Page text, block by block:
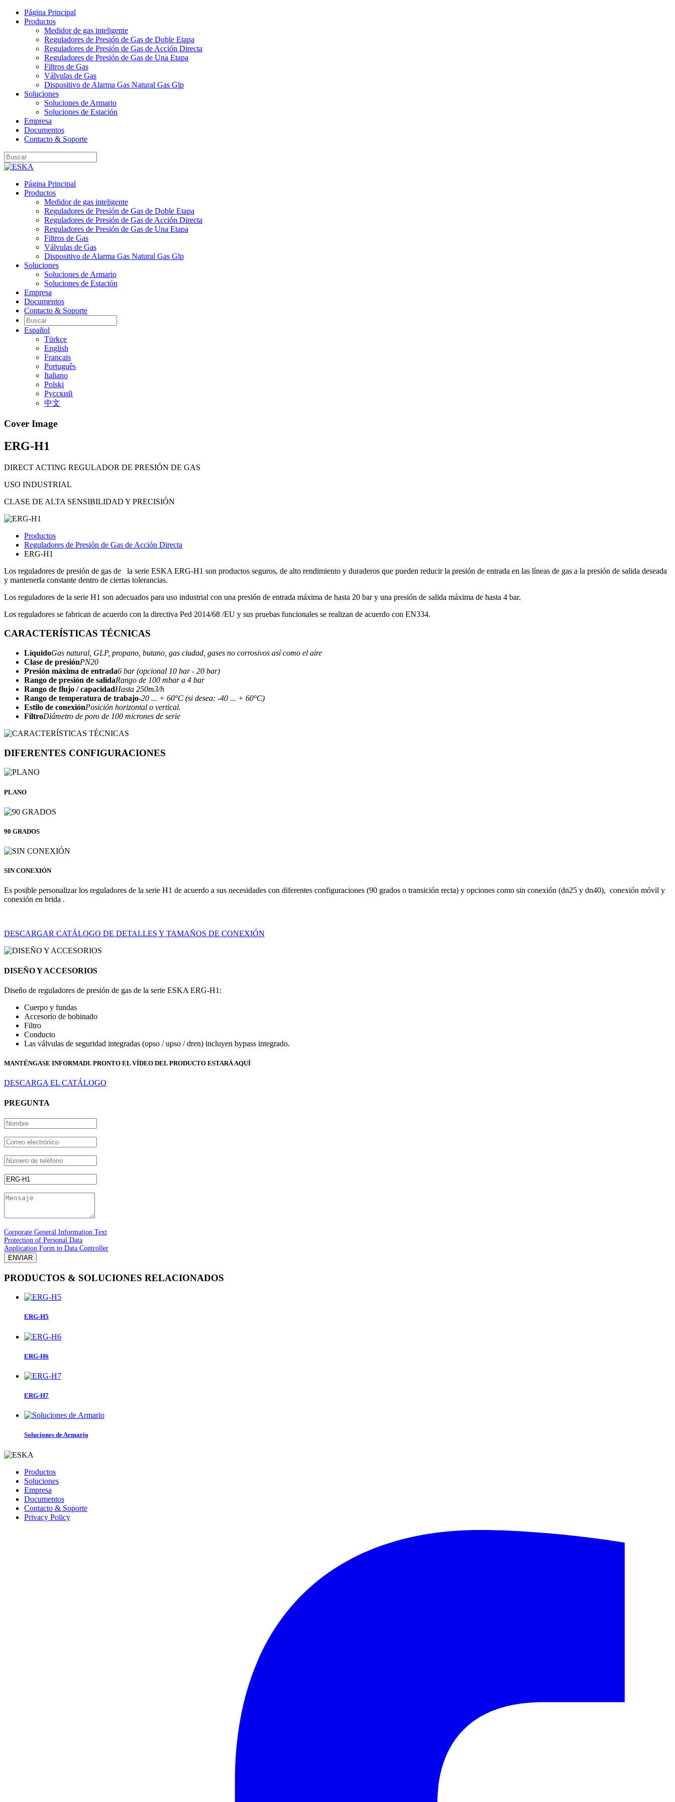
Página Principal
Productos
Medidor de gas inteligente
Reguladores de Presión de Gas de Doble Etapa
Reguladores de Presión de Gas de Acción Directa
Reguladores de Presión de Gas de Una Etapa
Filtros de Gas
Válvulas de Gas
Dispositivo de Alarma Gas Natural Gas Glp
Soluciones
Soluciones de Armario
Soluciones de Estación
Empresa
Documentos
Contacto & Soporte
Página Principal
Productos
Medidor de gas inteligente
Reguladores de Presión de Gas de Doble Etapa
Reguladores de Presión de Gas de Acción Directa
Reguladores de Presión de Gas de Una Etapa
Filtros de Gas
Válvulas de Gas
Dispositivo de Alarma Gas Natural Gas Glp
Soluciones
Soluciones de Armario
Soluciones de Estación
Empresa
Documentos
Contacto & Soporte
Español
Türkçe
English
Français
Português
Italiano
Polski
Pусский
中文
Cover Image
ERG-H1
DIRECT ACTING REGULADOR DE PRESIÓN DE GAS
USO INDUSTRIAL
CLASE DE ALTA SENSIBILIDAD Y PRECISIÓN
Productos
Reguladores de Presión de Gas de Acción Directa
ERG-H1
Los reguladores de presión de gas de la serie ESKA ERG-H1 son productos seguros, de alto rendimiento y duraderos que pueden reducir la presión de entrada en las líneas de gas a la presión de salida deseada
y mantenerla constante dentro de ciertas tolerancias.
Los reguladores de la serie H1 son adecuados para uso industrial con una presión de entrada máxima de hasta 20 bar y una presión de salida máxima de hasta 4 bar.
Los reguladores se fabrican de acuerdo con la directiva Ped 2014/68 /EU y sus pruebas funcionales se realizan de acuerdo con EN334.
CARACTERÍSTICAS TÉCNICAS
LíquidoGas natural, GLP, propano, butano, gas ciudad, gases no corrosivos así como el aire
Clase de presiónPN20
Presión máxima de entrada6 bar (opcional 10 bar - 20 bar)
Rango de presión de salidaRango de 100 mbar a 4 bar
Rango de flujo / capacidadHasta 250m3/h
Rango de temperatura de trabajo-20 ... + 60°C (si desea: -40 ... + 60°C)
Estilo de conexiónPosición horizontal o vertical.
FiltroDiámetro de poro de 100 micrones de serie
DIFERENTES CONFIGURACIONES
PLANO
90 GRADOS
SIN CONEXIÓN
Es posible personalizar los reguladores de la serie H1 de acuerdo a sus necesidades con diferentes configuraciones (90 grados o transición recta) y opciones como sin conexión (dn25 y dn40), conexión móvil y
conexión en brida .
DESCARGAR CATÁLOGO DE DETALLES Y TAMAÑOS DE CONEXIÓN
DISEÑO Y ACCESORIOS
Diseño de reguladores de presión de gas de la serie ESKA ERG-H1:
Cuerpo y fundas
Accesorio de bobinado
Filtro
Conducto
Las válvulas de seguridad integradas (opso / upso / dren) incluyen bypass integrado.
MANTÉNGASE INFORMADI. PRONTO EL VÍDEO DEL PRODUCTO ESTARÁ AQUÍ
DESCARGA EL CATÁLOGO
PREGUNTA
Corporate General Information Text
Protection of Personal Data
Application Form to Data Controller
ENVIAR
PRODUCTOS & SOLUCIONES RELACIONADOS
ERG-H5
ERG-H6
ERG-H7
Soluciones de Armario
Productos
Soluciones
Empresa
Documentos
Contacto & Soporte
Privacy Policy